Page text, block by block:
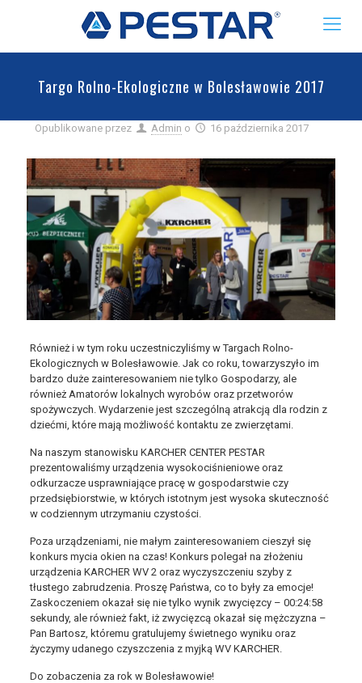
Targo Rolno-Ekologiczne w Bolesławowie 2017
Opublikowane przez Admin o 16 października 2017
Również i w tym roku uczestniczyliśmy w Targach Rolno-
Ekologicznych w Bolesławowie. Jak co roku, towarzyszyło im
bardzo duże zainteresowaniem nie tylko Gospodarzy, ale
również Amatorów lokalnych wyrobów oraz przetworów
spożywczych. Wydarzenie jest szczególną atrakcją dla rodzin z
dziećmi, które mają możliwość kontaktu ze zwierzętami.
Na naszym stanowisku KARCHER CENTER PESTAR
prezentowaliśmy urządzenia wysokociśnieniowe oraz
odkurzacze usprawniające pracę w gospodarstwie czy
przedsiębiorstwie, w których istotnym jest wysoka skuteczność
w codziennym utrzymaniu czystości.
Poza urządzeniami, nie małym zainteresowaniem cieszył się
konkurs mycia okien na czas! Konkurs polegał na złożeniu
urządzenia KARCHER WV 2 oraz wyczyszczeniu szyby z
tłustego zabrudzenia. Proszę Państwa, co to były za emocje!
Zaskoczeniem okazał się nie tylko wynik zwycięzcy – 00:24:58
sekundy, ale również fakt, iż zwycięzcą okazał się mężczyzna –
Pan Bartosz, któremu gratulujemy świetnego wyniku oraz
życzymy udanego czyszczenia z myjką WV KARCHER.
Do zobaczenia za rok w Bolesławowie!